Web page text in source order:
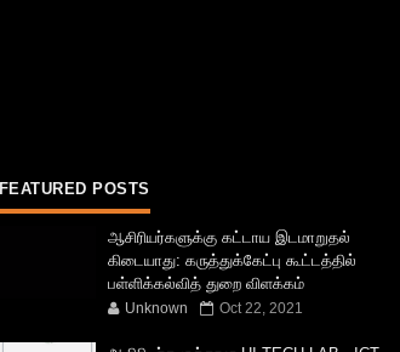
FEATURED POSTS
ஆசிரியர்களுக்கு கட்டாய இடமாறுதல்
கிடையாது: கருத்துக்கேட்பு கூட்டத்தில்
பள்ளிக்கல்வித் துறை விளக்கம்
Unknown Oct 22, 2021